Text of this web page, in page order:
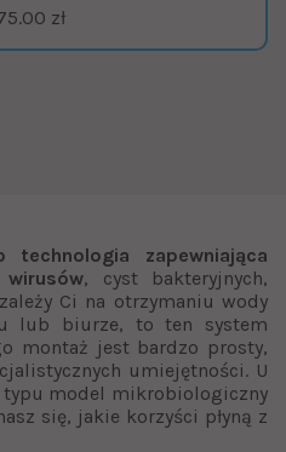
zł
zapewniająca
, cyst bakteryjnych,
Ci na otrzymaniu wody
lub biurze, to ten system
montaż jest bardzo prosty,
umiejętności. U
typu model mikrobiologiczny
się, jakie korzyści płyną z